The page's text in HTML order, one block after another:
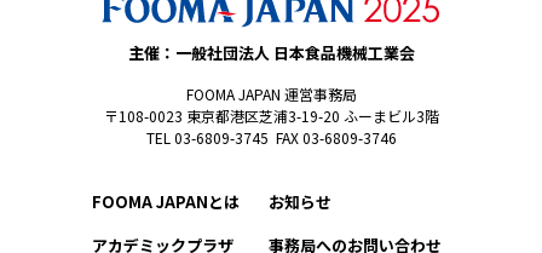
主催：一般社団法人 日本食品機械工業会
FOOMA JAPAN 運営事務局
〒108-0023 東京都港区芝浦3-19-20 ふーまビル3階
TEL 03-6809-3745 FAX 03-6809-3746
FOOMA JAPANとは
アカデミックプラザ
お知らせ
事務局へのお問い合わせ